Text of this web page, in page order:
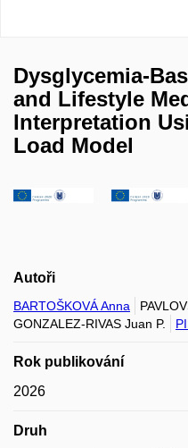
Dysglycemia-
and Lifestyle
Interpretation
Load Model
Autoři
BARTOŠKOVÁ Anna
GONZALEZ-RIVAS Juan P.
Rok publikování
2026
Druh